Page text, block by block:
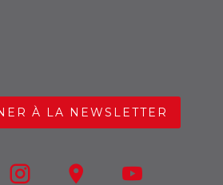
À LA NEWSLETTER